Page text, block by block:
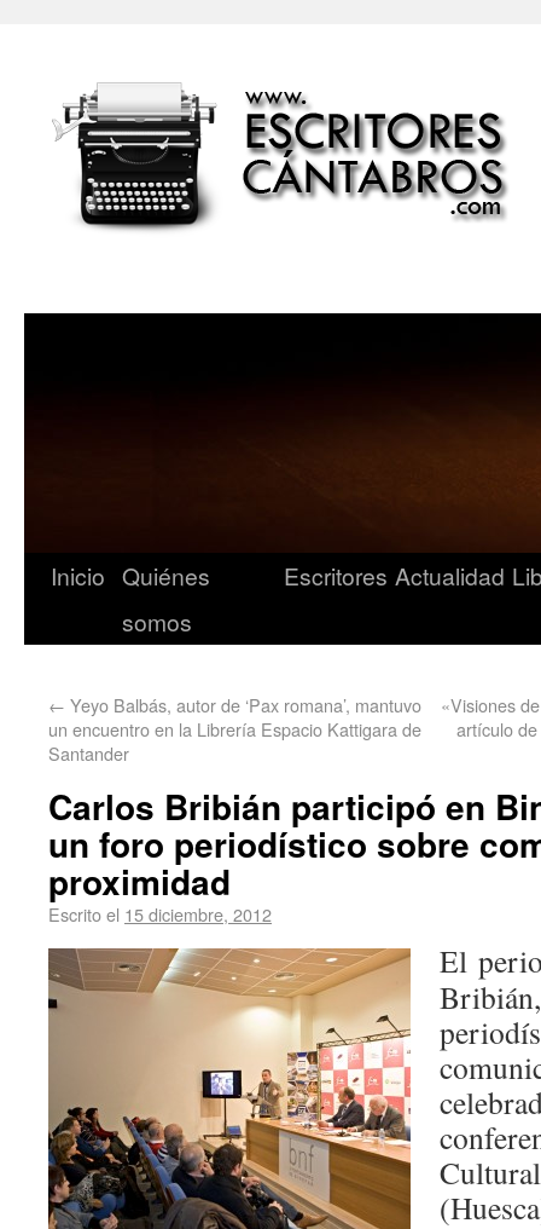
Inicio Quiénes
somos
Escritores Actualidad
← Yeyo Balbás, autor de ‘Pax romana’, mantuvo
un encuentro en la Librería Espacio Kattigara de
Santander
«Visiones
artículo
Carlos Bribián participó en
un foro periodístico sobre
proximidad
Escrito el 15 diciembre, 2012
El